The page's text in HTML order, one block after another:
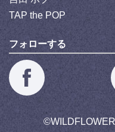
TAP the POP
フォローする
©